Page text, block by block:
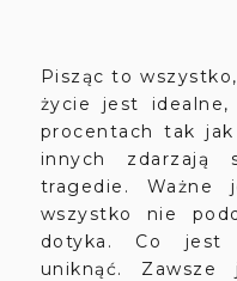
Pisząc to
życie jest
procentach tak
innych zdarzają
tragedie. Ważne
wszystko nie
dotyka. Co jest
uniknąć.